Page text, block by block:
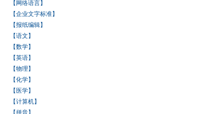
【网络语言】
【企业文字标准】
【报纸编辑】
【语文】
【数学】
【英语】
【物理】
【化学】
【医学】
【计算机】
【拼音】